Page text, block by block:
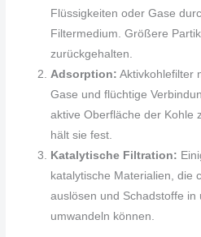
Flüssigkeiten oder Gase
Filtermedium. Größere
zurückgehalten.
Adsorption: Aktivkohlefilter
Gase und flüchtige
aktive Oberfläche der Kohle
hält sie fest.
Katalytische Filtration:
katalytische Materialien, die
auslösen und Schadstoffe in
umwandeln können.